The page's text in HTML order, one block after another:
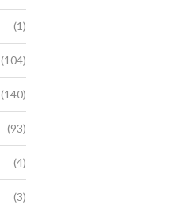
(1)
(104)
(140)
(93)
(4)
(3)